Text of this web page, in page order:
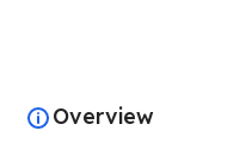
Overview